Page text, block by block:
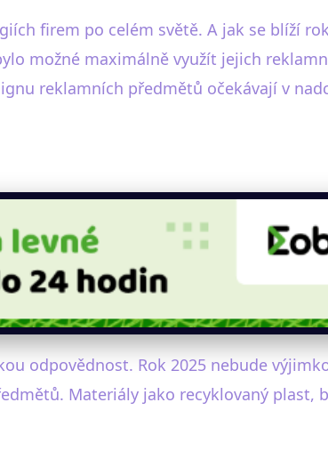
firem po celém světě. A jak se blíží
možné maximálně využít jejich
reklamních předmětů očekávají v
odpovědnost. Rok 2025 nebude
Materiály jako recyklovaný plast,